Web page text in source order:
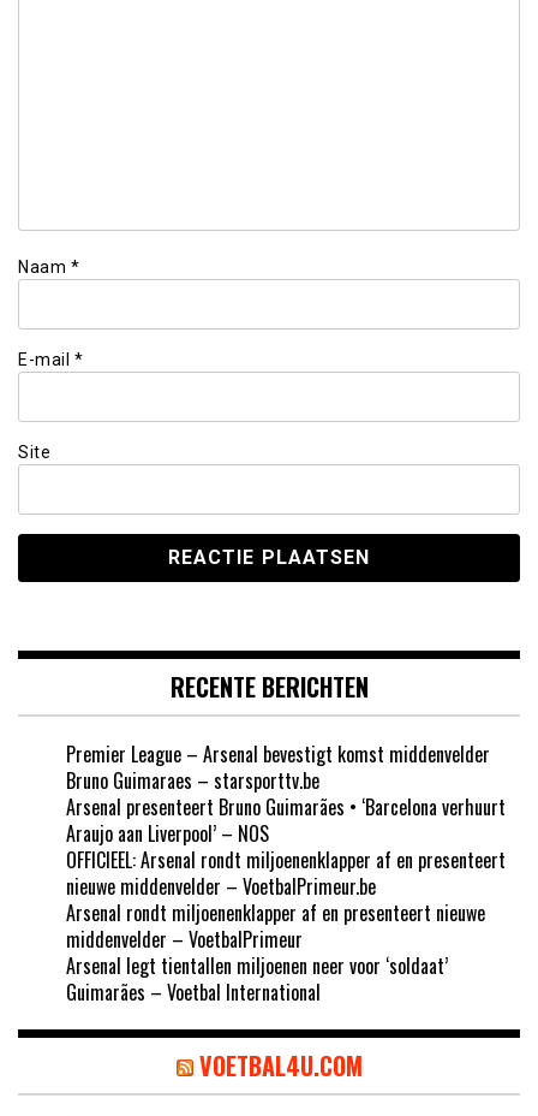
Naam *
E-mail *
Site
RECENTE BERICHTEN
Premier League – Arsenal bevestigt komst middenvelder
Bruno Guimaraes – starsporttv.be
Arsenal presenteert Bruno Guimarães • ‘Barcelona verhuurt
Araujo aan Liverpool’ – NOS
OFFICIEEL: Arsenal rondt miljoenenklapper af en presenteert
nieuwe middenvelder – VoetbalPrimeur.be
Arsenal rondt miljoenenklapper af en presenteert nieuwe
middenvelder – VoetbalPrimeur
Arsenal legt tientallen miljoenen neer voor ‘soldaat’
Guimarães – Voetbal International
VOETBAL4U.COM